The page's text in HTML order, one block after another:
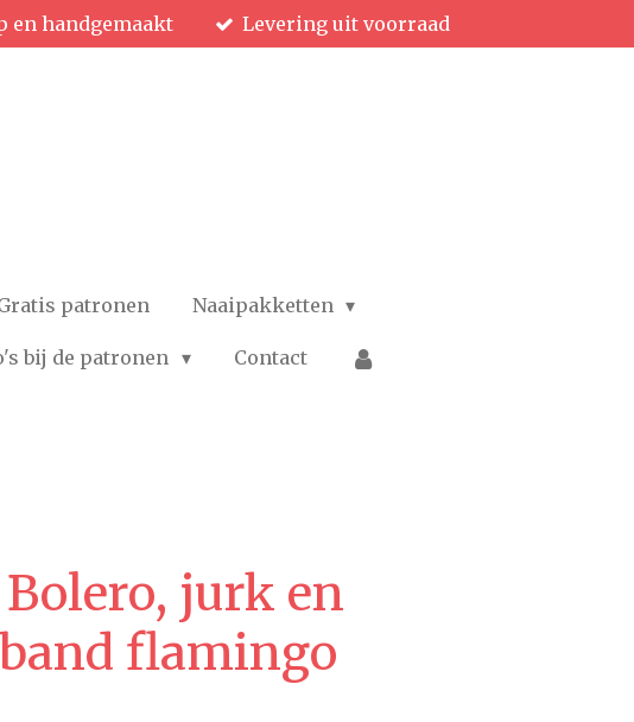
en handgemaakt Levering uit voorraad
patronen Naaipakketten
bij de patronen Contact
Bolero, jurk en
flamingo